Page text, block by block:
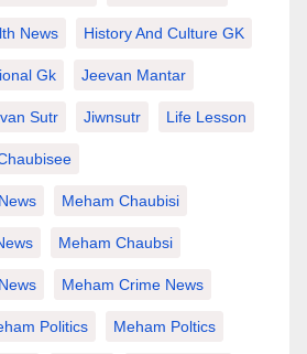
News History And Culture GK
Gk Jeevan Mantar
Sutr Jiwnsutr Life Lesson
Meham Chaubisi
Meham Chaubsi
Meham Crime News
Politics Meham Poltics